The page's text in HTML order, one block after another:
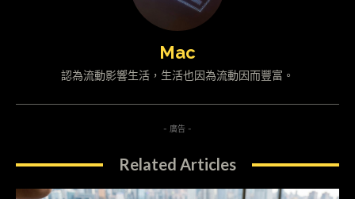
Mac
認為流動影響生活，生活也因為流動因而豐富。
- 廣告 -
Related Articles